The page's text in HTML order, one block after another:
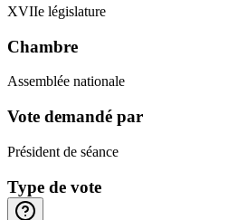
XVIIe législature
Chambre
Assemblée nationale
Vote demandé par
Président de séance
Type de vote